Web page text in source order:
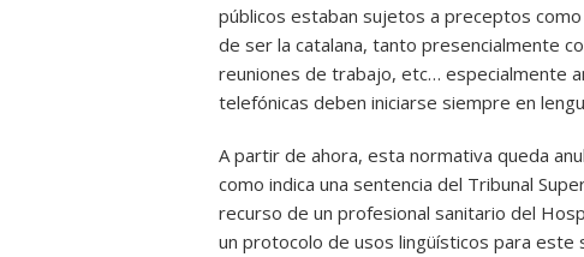
públicos estaban sujetos a preceptos
de ser la catalana, tanto presencialmente
reuniones de trabajo, etc… especialmente
telefónicas deben iniciarse siempre en
A partir de ahora, esta normativa queda
como indica una sentencia del Tribunal
recurso de un profesional sanitario del
un protocolo de usos lingüísticos para